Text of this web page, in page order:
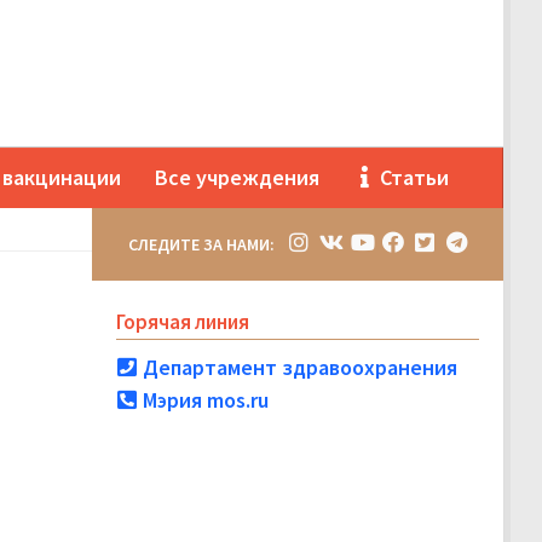
Все учреждения Статьи
СЛЕДИТЕ ЗА НАМИ:
Горячая линия
Департамент здравоохранения
Мэрия mos.ru